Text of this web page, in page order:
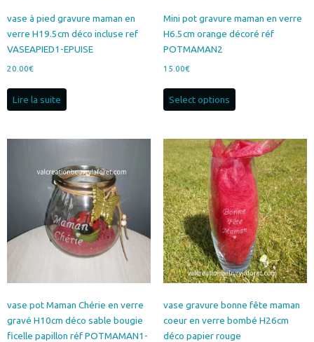
vase à pied gravure maman en
verre H19.5cm déco incluse ref
VASEAPIED1-EPUISE
20.00€
Lire la suite
Mini pot gravure maman en verre
H6.5cm orange décoré réf
POTMAMAN2
15.00€
Select options
vase pot Maman Chérie en verre
gravé H10cm déco sable bougie
ficelle papillon réf POTMAMAN1-
vase gravure bonne fête maman
coeur en verre bombé H26cm
déco papier rouge